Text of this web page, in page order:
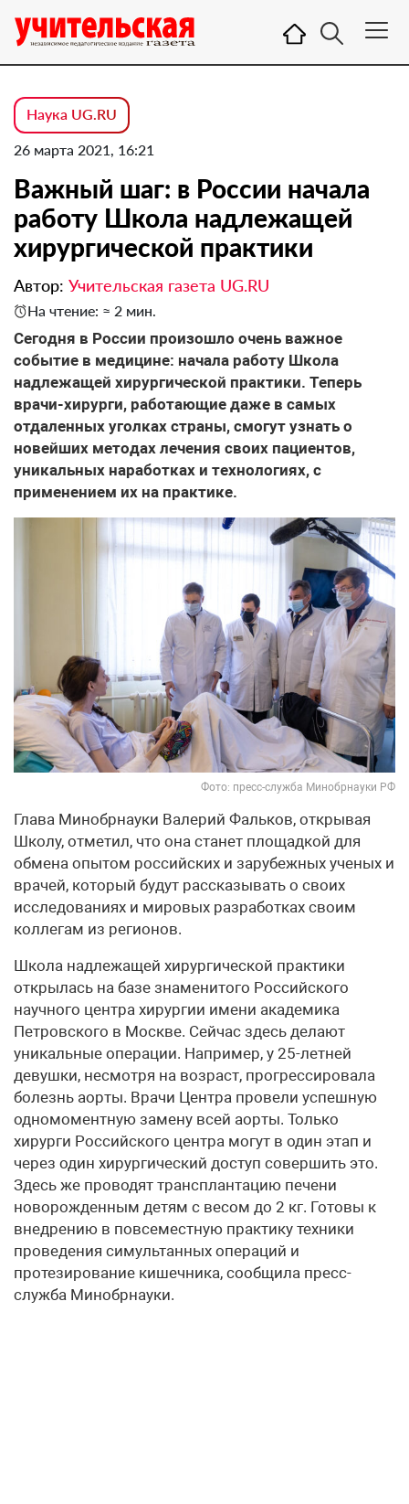
Наука UG.RU
26 марта 2021, 16:21
Важный шаг: в России начала
работу Школа надлежащей
хирургической практики
Автор: Учительская газета UG.RU
На чтение: ≈ 2 мин.
Сегодня в России произошло очень важное
событие в медицине: начала работу Школа
надлежащей хирургической практики. Теперь
врачи-хирурги, работающие даже в самых
отдаленных уголках страны, смогут узнать о
новейших методах лечения своих пациентов,
уникальных наработках и технологиях, с
применением их на практике.
Фото: пресс-служба Минобрнауки РФ
Глава Минобрнауки Валерий Фальков, открывая
Школу, отметил, что она станет площадкой для
обмена опытом российских и зарубежных ученых и
врачей, который будут рассказывать о своих
исследованиях и мировых разработках своим
коллегам из регионов.
Школа надлежащей хирургической практики
открылась на базе знаменитого Российского
научного центра хирургии имени академика
Петровского в Москве. Сейчас здесь делают
уникальные операции. Например, у 25-летней
девушки, несмотря на возраст, прогрессировала
болезнь аорты. Врачи Центра провели успешную
одномоментную замену всей аорты. Только
хирурги Российского центра могут в один этап и
через один хирургический доступ совершить это.
Здесь же проводят трансплантацию печени
новорожденным детям с весом до 2 кг. Готовы к
внедрению в повсеместную практику техники
проведения симультанных операций и
протезирование кишечника, сообщила пресс-
служба Минобрнауки.